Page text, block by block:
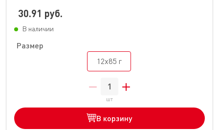
персидских кошек старше 12 месяцев
30.91 руб.
В наличии
Размер
12x85 г
шт
В корзину